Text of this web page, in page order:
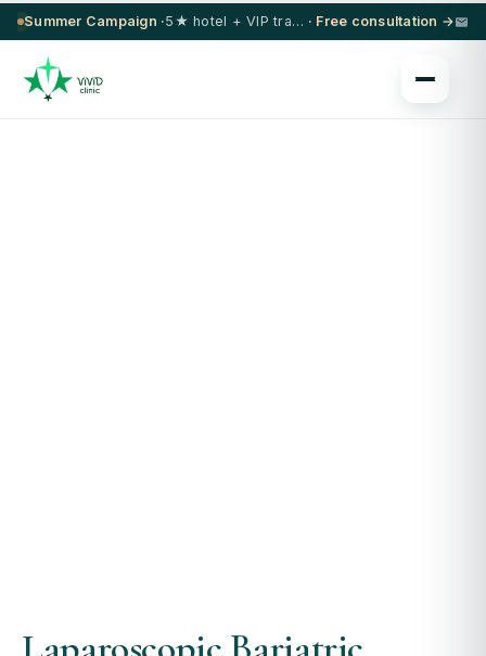
Summer Campaign · 5★ hotel + VIP transfer on select procedures · Free consultation →